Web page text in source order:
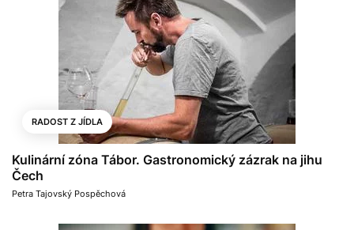
RADOST Z JÍDLA
Kulinární zóna Tábor. Gastronomický zázrak na jihu
Čech
Petra Tajovský Pospěchová